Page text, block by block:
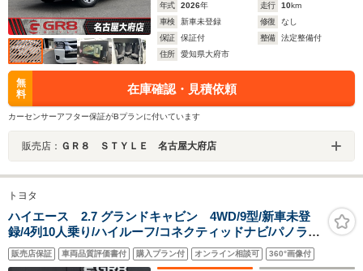
年式 2026年 走行 10km
車検
新車未登録 修復
なし
保証
保証付 整備
法定整備付
住所
愛知県大府市
無
料
在庫確認・見積依頼
カーセンサーアフター保証がBプランに付いています
販売店： ＧＲ８ ＳＴＹＬＥ 名古屋大府店
トヨタ
ハイエース 2.7 グランドキャビン 4WD/9型/新車未登
録/4列10人乗り/ハイルーフ/コネクティッドナビ/パノラミ
ックビューモニター/デジタルインナーミラー/パワースラ
イドドア/寒冷地仕様/BiBeamヘッド/コーナーセンサー
販売店保証 車両品質評価書付 購入プラン付 オンライン相談可 360°画像付